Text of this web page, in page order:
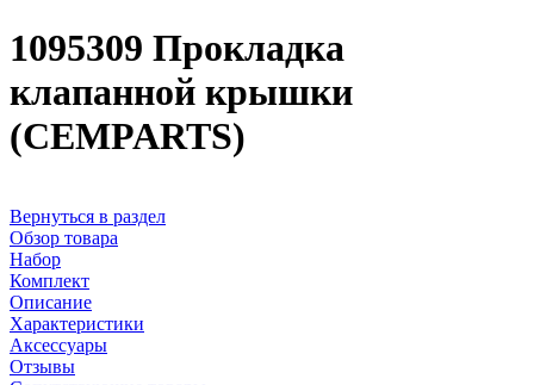
1095309 Прокладка
клапанной крышки
(CEMPARTS)
Вернуться в раздел
Обзор товара
Набор
Комплект
Описание
Характеристики
Аксессуары
Отзывы